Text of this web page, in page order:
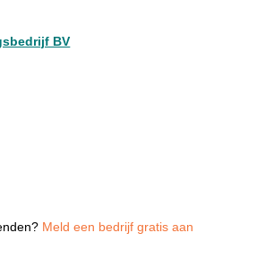
BV
Meld een bedrijf gratis aan